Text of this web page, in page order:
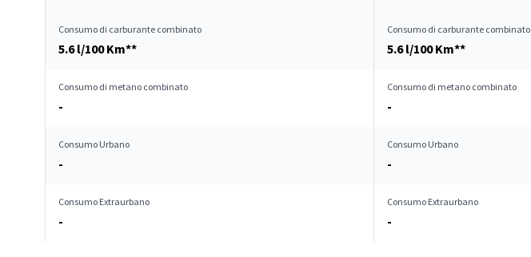
Consumo di carburante combinato
5.6 l/100 Km**
Consumo di carburante combinato
5.6 l/100 Km**
Consumo di metano combinato
-
Consumo di metano combinato
-
Consumo Urbano
-
Consumo Urbano
-
Consumo Extraurbano
-
Consumo Extraurbano
-